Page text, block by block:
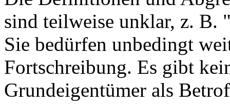
sind teilweise unklar, z. B.
Sie bedürfen unbedingt
Fortschreibung. Es gibt
Grundeigentümer als